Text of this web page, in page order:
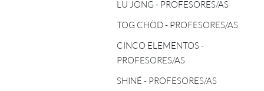
CINCO ELEMENTOS -
PROFESORES/AS
SHINÉ - PROFESORES/AS
LU JONG - PROFESORES/AS
TOG CHÖD - PROFESORES/AS
CINCO ELEMENTOS -
PROFESORES/AS
SHINÉ - PROFESORES/AS